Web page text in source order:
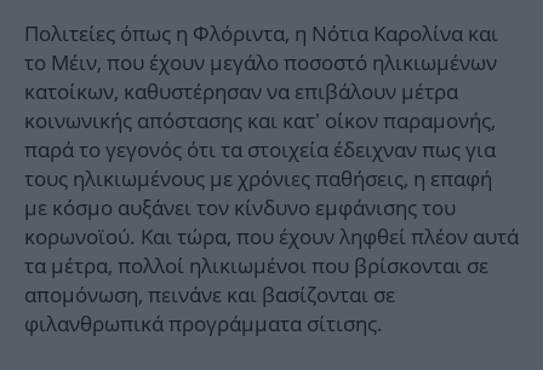
Πολιτείες όπως η Φλόριντα, η Νότια Καρολίνα και
το Μέιν, που έχουν μεγάλο ποσοστό ηλικιωμένων
κατοίκων, καθυστέρησαν να επιβάλουν μέτρα
κοινωνικής απόστασης και κατ’ οίκον παραμονής,
παρά το γεγονός ότι τα στοιχεία έδειχναν πως για
τους ηλικιωμένους με χρόνιες παθήσεις, η επαφή
με κόσμο αυξάνει τον κίνδυνο εμφάνισης του
κορωνοϊού. Και τώρα, που έχουν ληφθεί πλέον αυτά
τα μέτρα, πολλοί ηλικιωμένοι που βρίσκονται σε
απομόνωση, πεινάνε και βασίζονται σε
φιλανθρωπικά προγράμματα σίτισης.